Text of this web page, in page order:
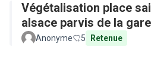
Végétalisation place
alsace parvis de la gare
Anonyme 5 Retenue